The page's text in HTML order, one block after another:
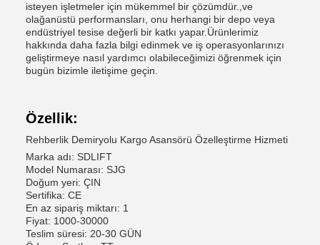
isteyen işletmeler için mükemmel bir çözümdür.,ve
olağanüstü performansları, onu herhangi bir depo veya
endüstriyel tesise değerli bir katkı yapar.Ürünlerimiz
hakkında daha fazla bilgi edinmek ve iş operasyonlarınızı
geliştirmeye nasıl yardımcı olabileceğimizi öğrenmek için
bugün bizimle iletişime geçin.
Özellik:
Rehberlik Demiryolu Kargo Asansörü Özelleştirme Hizmeti
Marka adı: SDLIFT
Model Numarası: SJG
Doğum yeri: ÇIN
Sertifika: CE
En az sipariş miktarı: 1
Fiyat: 1000-30000
Teslim süresi: 20-30 GÜN